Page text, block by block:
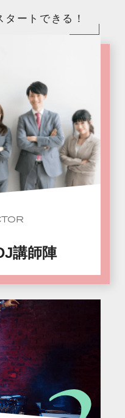
ートできる！
講師陣